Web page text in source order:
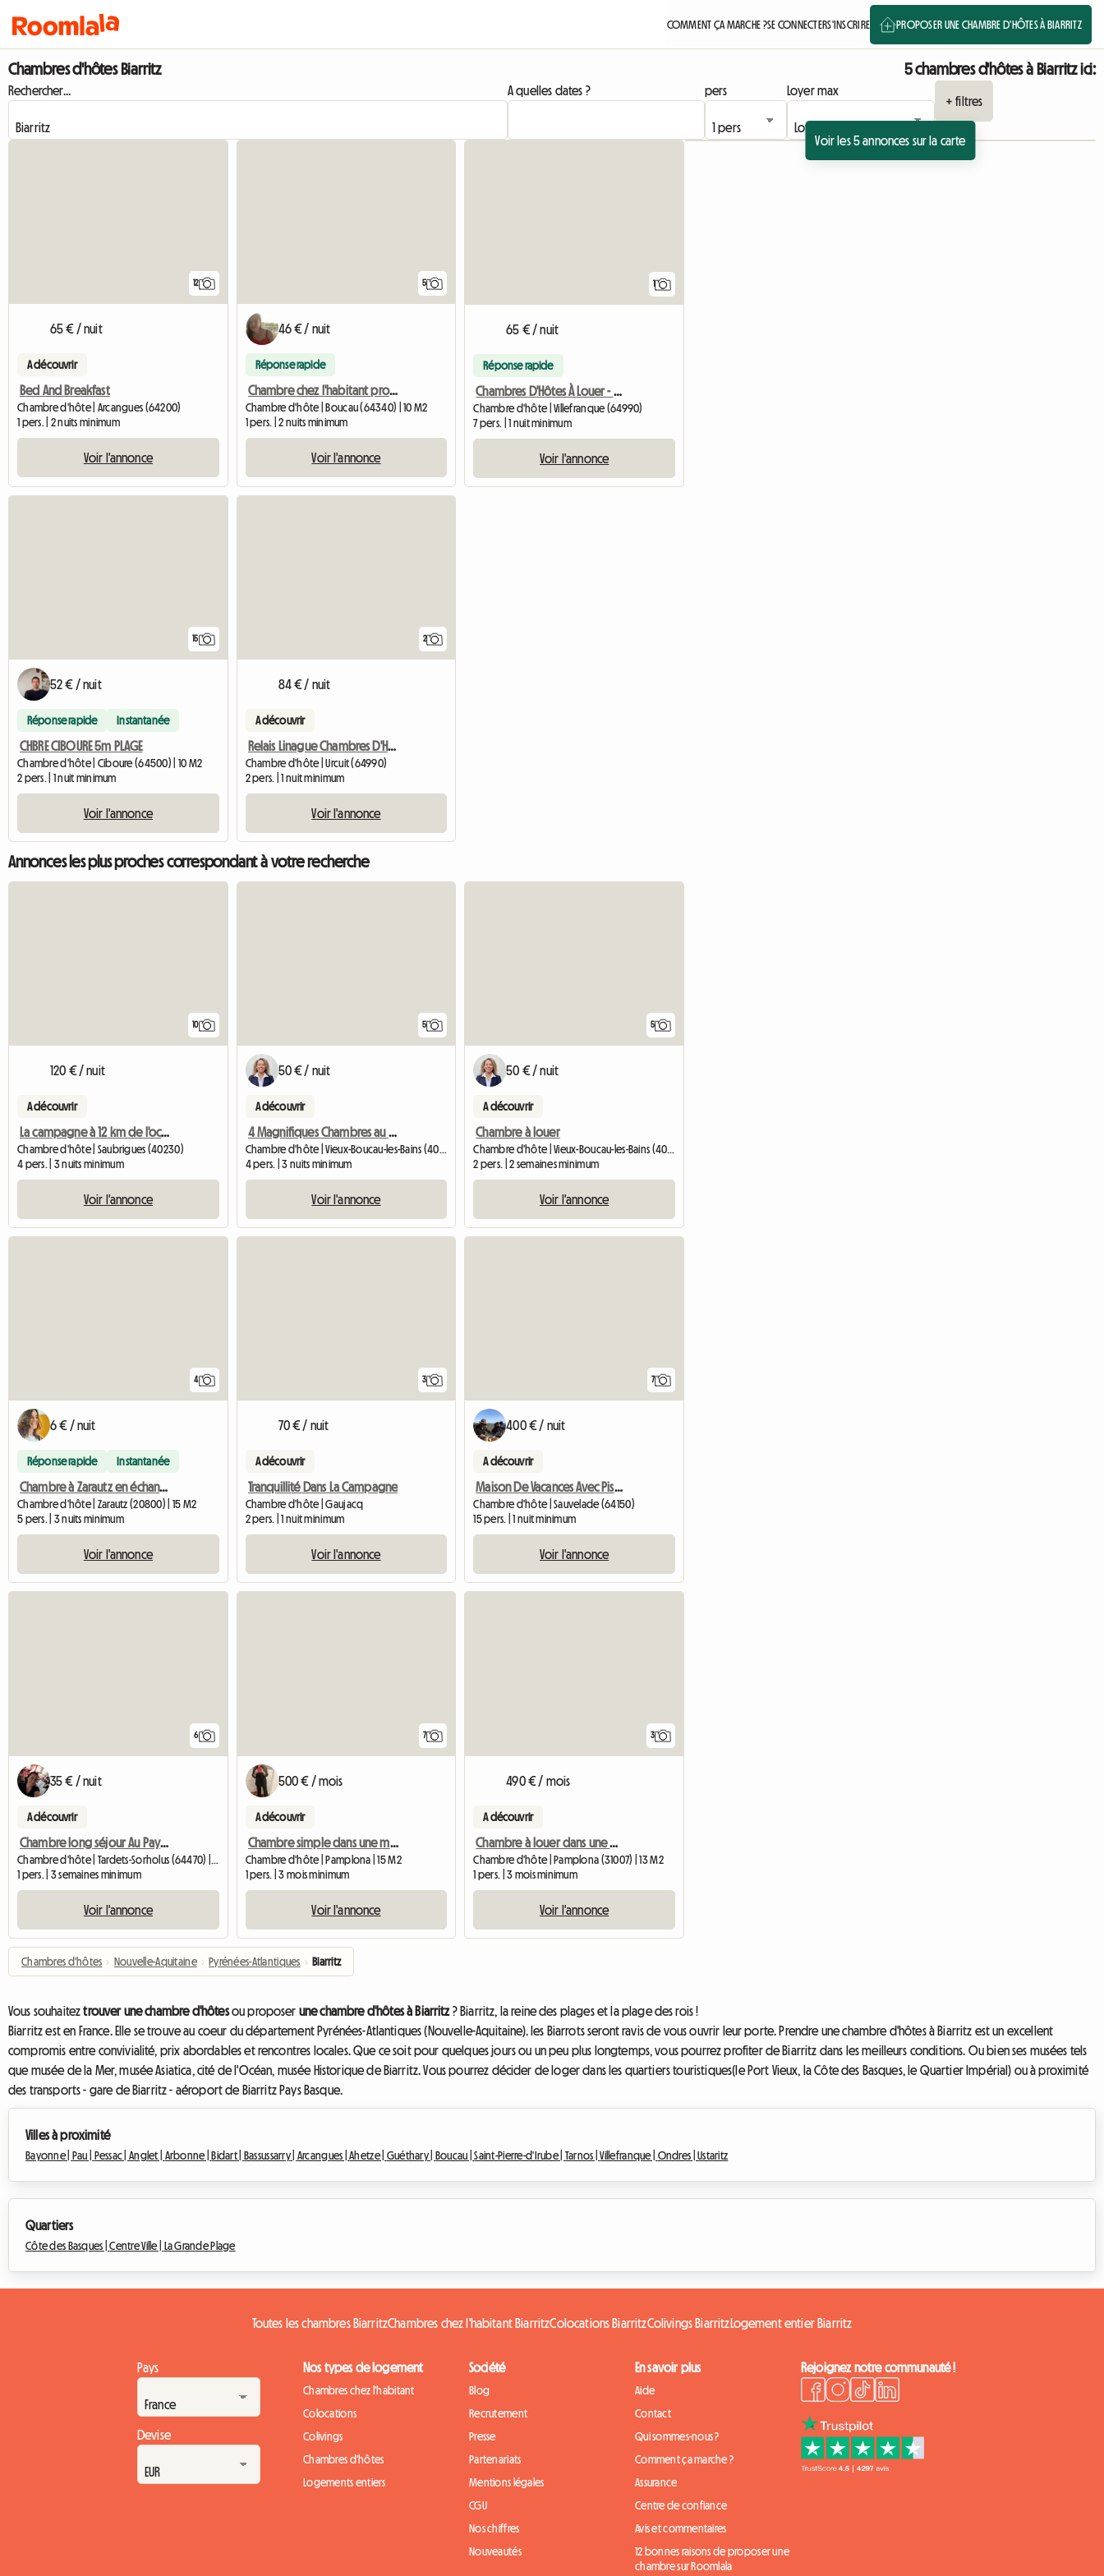
COMMENT ÇA MARCHE ?SE CONNECTERS'INSCRIRE PROPOSER UNE CHAMBRE D'HÔTES À BIARRITZ
Chambres d'hôtes Biarritz 5 chambres d'hôtes à Biarritz ici:
Rechercher... A quelles dates ? pers
Loyer max
+ filtres
Voir les 5 annonces sur la carte
12
65 € / nuit
A découvrir
Bed And Breakfast
Chambre d'hôte | Arcangues (64200)
1 pers. | 2 nuits minimum
Voir l'annonce
5
46 € / nuit
Réponse rapide
Chambre chez l'habitant proche océan
Chambre d'hôte | Boucau (64340) | 10 M2
1 pers. | 2 nuits minimum
Voir l'annonce
1
65 € / nuit
Réponse rapide
Chambres D'Hôtes À Louer - Maison Lascaray
Chambre d'hôte | Villefranque (64990)
7 pers. | 1 nuit minimum
Voir l'annonce
15
52 € / nuit
Réponse rapide Instantanée
CHBRE CIBOURE 5m PLAGE
Chambre d'hôte | Ciboure (64500) | 10 M2
2 pers. | 1 nuit minimum
Voir l'annonce
2
84 € / nuit
A découvrir
Relais Linague Chambres D'Hôtes
Chambre d'hôte | Urcuit (64990)
2 pers. | 1 nuit minimum
Voir l'annonce
Annonces les plus proches correspondant à votre recherche
10
120 € / nuit
A découvrir
La campagne à 12 km de l'océan
Chambre d'hôte | Saubrigues (40230)
4 pers. | 3 nuits minimum
Voir l'annonce
5
50 € / nuit
A découvrir
4 Magnifiques Chambres au bord de l océan
Chambre d'hôte | Vieux-Boucau-les-Bains (40480) | 30 M2
4 pers. | 3 nuits minimum
Voir l'annonce
5
50 € / nuit
A découvrir
Chambre à louer
Chambre d'hôte | Vieux-Boucau-les-Bains (40480) | 1 M2
2 pers. | 2 semaines minimum
Voir l'annonce
4
6 € / nuit
Réponse rapide Instantanée
Chambre à Zarautz en échange de cours d'anglais pour deux enfants
Chambre d'hôte | Zarautz (20800) | 15 M2
5 pers. | 3 nuits minimum
Voir l'annonce
3
70 € / nuit
A découvrir
Tranquillité Dans La Campagne
Chambre d'hôte | Gaujacq
2 pers. | 1 nuit minimum
Voir l'annonce
7
400 € / nuit
A découvrir
Maison De Vacances Avec Piscine Entre Mer Et Montagne
Chambre d'hôte | Sauvelade (64150)
15 pers. | 1 nuit minimum
Voir l'annonce
6
35 € / nuit
A découvrir
Chambre long séjour Au Pays-Basque
1 pers. | 3 semaines minimum
Voir l'annonce
7
500 € / mois
A découvrir
Chambre simple dans une maison familiale
Chambre d'hôte | Pamplona | 15 M2
1 pers. | 3 mois minimum
Voir l'annonce
3
490 € / mois
A découvrir
Chambre à louer dans une maison familiale
Chambre d'hôte | Pamplona (31007) | 13 M2
1 pers. | 3 mois minimum
Voir l'annonce
Chambres d'hôtes › Nouvelle-Aquitaine › Pyrénées-Atlantiques › Biarritz
Vous souhaiteztrouver une chambre d'hôtesou proposer une chambre d'hôtes à Biarritz ? Biarritz, la reine des plages et la plage des rois !
Biarritz est en France. Elle se trouve au coeur du département Pyrénées-Atlantiques (Nouvelle-Aquitaine). les Biarrots seront ravis de vous ouvrir leur porte. Prendre une chambre d'hôtes à Biarritz est un excellent
compromis entre convivialité, prix abordables et rencontres locales. Que ce soit pour quelques jours ou un peu plus longtemps, vous pourrez profiter de Biarritz dans les meilleurs conditions. Ou bien ses musées tels
que musée de la Mer, musée Asiatica, cité de l'Océan, musée Historique de Biarritz. Vous pourrez décider de loger dans les quartiers touristiques(le Port Vieux, la Côte des Basques, le Quartier Impérial) ou à proximité
des transports - gare de Biarritz - aéroport de Biarritz Pays Basque.
Villes à proximité
Bayonne | Pau | Pessac |Anglet | Arbonne |Bidart | Bassussarry | Arcangues |Ahetze | Guéthary | Boucau |Saint-Pierre-d'Irube | Tarnos |Villefranque | Ondres |Ustaritz
Quartiers
Côte des Basques |Centre Ville | La Grande Plage
Toutes les chambres BiarritzChambres chez l'habitant BiarritzColocations BiarritzColivings Biarritz Logement entier Biarritz
Pays
Devise
Nos types de logement
Chambres chez l'habitant
Colocations
Colivings
Chambres d'hôtes
Logements entiers
Société
Blog
Recrutement
Presse
Partenariats
Mentions légales
CGU
Nos chiffres
Nouveautés
En savoir plus
Aide
Contact
Qui sommes-nous ?
Comment ça marche ?
Assurance
Centre de confiance
Avis et commentaires
12 bonnes raisons de proposer une
chambre sur Roomlala
Rejoignez notre communauté !